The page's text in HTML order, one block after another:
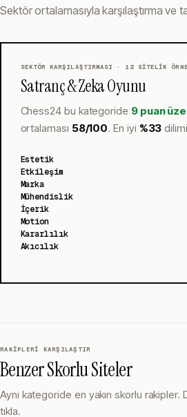
Sektör ortalamasıyla karşılaştırma ve
SEKTÖR KARŞILAŞTIRMASI · 12SITELIK
Satranç & Zeka Oyunu
Chess24bu kategoride 9 puan
ortalaması 58/100. En iyi %33
Estetik
Etkileşim
Marka
Mühendislik
İçerik
Motion
Kararlılık
Akıcılık
RAKIPLERI KARŞILAŞTIR
Benzer Skorlu Siteler
Aynı kategoride en yakın skorlu rakipler.
tıkla.